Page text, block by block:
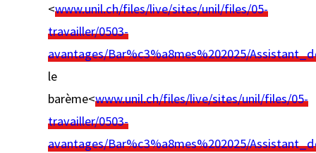
<www.unil.ch/files/live/sites/unil/files/05-
travailler/0503-
avantages/Bar%c3%a8mes%202025/
le
barème<www.unil.ch/files/live/sites/unil/files/05-
travailler/0503-
avantages/Bar%c3%a8mes%202025/